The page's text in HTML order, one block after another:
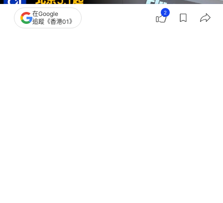
在Google
追蹤《香港01》
2